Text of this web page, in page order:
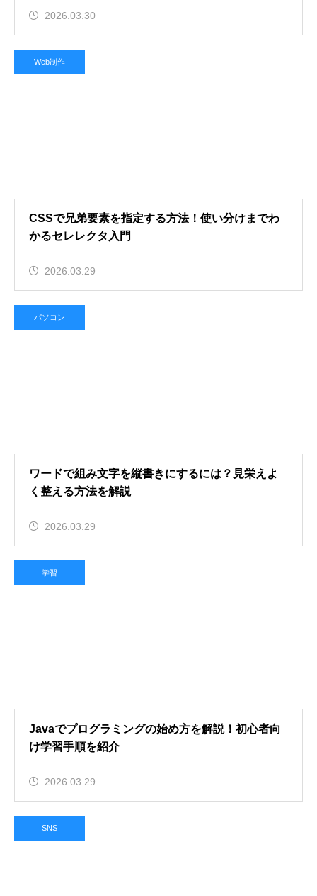
2026.03.30
Web制作
CSSで兄弟要素を指定する方法！使い分けまでわ
かるセレレクタ入門
2026.03.29
パソコン
ワードで組み文字を縦書きにするには？見栄えよ
く整える方法を解説
2026.03.29
学習
Javaでプログラミングの始め方を解説！初心者向
け学習手順を紹介
2026.03.29
SNS